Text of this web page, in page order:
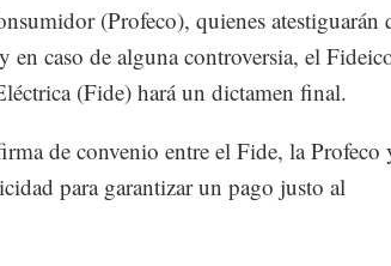
(Profeco), quienes atestiguarán
en caso de alguna controversia, el
(Fide) hará un dictamen final.
de convenio entre el Fide, la Profeco
para garantizar un pago justo al